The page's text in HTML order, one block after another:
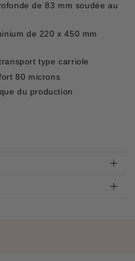
de 83 mm soudée au
de 220 x 450 mm
type carriole
80 microns
du production